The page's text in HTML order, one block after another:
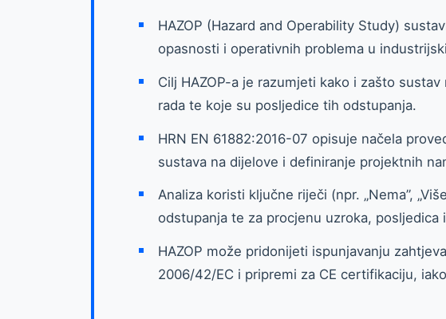
HAZOP (Hazard and Operability Study)
opasnosti i operativnih problema u
Cilj HAZOP-a je razumjeti kako i zašto
rada te koje su posljedice tih odstupanja.
HRN EN 61882:2016-07 opisuje načela
sustava na dijelove i definiranje projektnih
Analiza koristi ključne riječi (npr. „Nema”,
odstupanja te za procjenu uzroka, posljedica
HAZOP može pridonijeti ispunjavanju
2006/42/EC i pripremi za CE certifikaciju,